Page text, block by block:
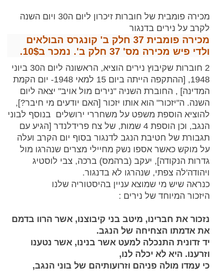
מכירה פומבית של חוברות זיכרון ליום ה30 ויום השנה
לקרב על נירים בדנגור
מכירה פומבית 37 חלק ב' קונגרס הבולאים
ולדי פיש מכירה מס' 37 חלק ב'. נמכר ב10$.
2 חוברות שקיבוץ נירים הוציא, הראשונה ליום ה30 ביוני
1948, [ההתקפה הייתה ביום 15 למאי 1948- יום הקמת
המדינה] , החוברת השניה "נירים מול אויב" יצאה ליום
השנה. ה"יזכור" הוא אותו יזכור [האם יודעים מי חיבר?],
להוציא הוספת משפט על משחררי ירושלים בנוסף לבוני
הנגב, וכן הוספת 4 שמות, של צח פרידלנדר [הגיע עם
תגבורת של חטיבת הנגב לדנגור בסוף יום הקרב ועלה
על מוקש כאשר אספו נשק מחיילי מצרים שנהרגו מול
גדרות הנקודה], יעקב (ברהמס) ברכה, צבי לוסטיג
ויהודה'לה צפתי, שנהרגו לא בדנגור.
כנראה שיש מי שמוצא עניין בהיסטוריה שלנו
היזכור המיוחד של נירים :
נזכור את חברינו, מיטב בני קיבוצנו, אשר הרוו בדמם
את אדמתו הצחיחה של הנגב.
יד זדונית התנכלה למעט אשר בנינו, אשר נטענו
וזרענו. היא לא יכלה לנו,
כי עמדו מולה פניהם וזרועותיהם של בוני הנגב,